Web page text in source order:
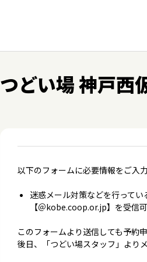
つどい場 神戸西
以下のフォームに必要情報をご入
迷惑メール対策などを行って
【＠kobe.coop.or.jp】を受信
このフォームより送信しても予約
後日、「つどい場スタッフ」より